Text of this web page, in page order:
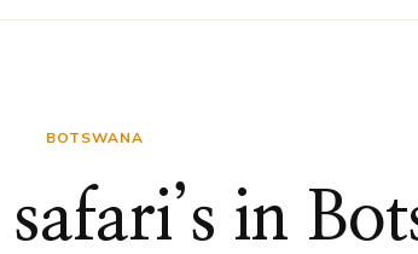
BOTSWANA
in